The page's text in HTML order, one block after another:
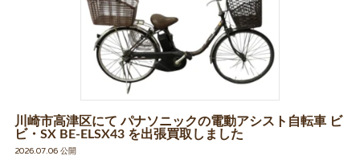
川崎市高津区にて パナソニックの電動アシスト自転車 ビ
ビ・SX BE-ELSX43 を出張買取しました
2026.07.06 公開